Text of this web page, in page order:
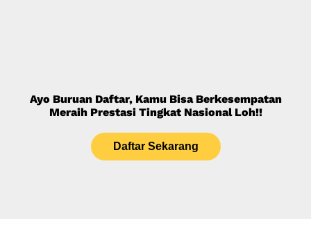
Ayo Buruan Daftar, Kamu Bisa Berkesempatan
Meraih Prestasi Tingkat Nasional Loh!!
Daftar Sekarang